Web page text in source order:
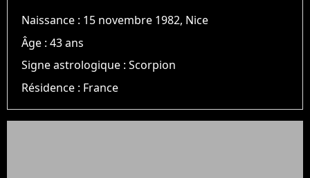
Naissance : 15 novembre 1982, Nice
Âge :43 ans
Signe astrologique :Scorpion
Résidence : France